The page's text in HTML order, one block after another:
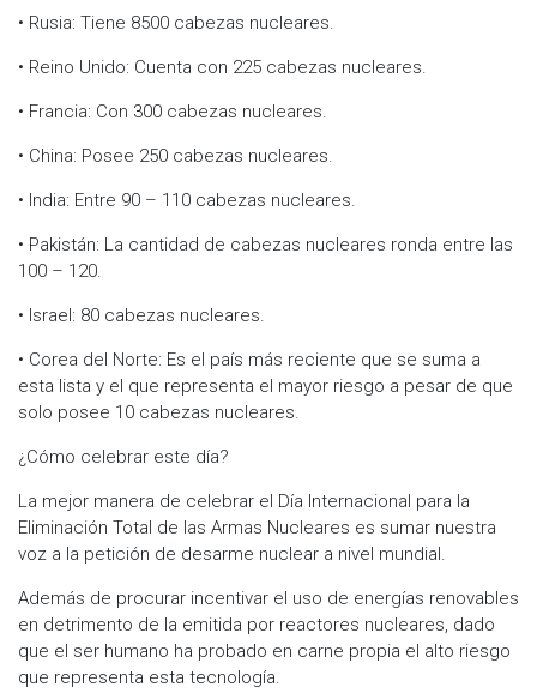
• Rusia: Tiene 8500 cabezas nucleares.
• Reino Unido: Cuenta con 225 cabezas nucleares.
• Francia: Con 300 cabezas nucleares.
• China: Posee 250 cabezas nucleares.
• India: Entre 90 – 110 cabezas nucleares.
• Pakistán: La cantidad de cabezas nucleares ronda entre las
100 – 120.
• Israel: 80 cabezas nucleares.
• Corea del Norte: Es el país más reciente que se suma a
esta lista y el que representa el mayor riesgo a pesar de que
solo posee 10 cabezas nucleares.
¿Cómo celebrar este día?
La mejor manera de celebrar el Día Internacional para la
Eliminación Total de las Armas Nucleares es sumar nuestra
voz a la petición de desarme nuclear a nivel mundial.
Además de procurar incentivar el uso de energías renovables
en detrimento de la emitida por reactores nucleares, dado
que el ser humano ha probado en carne propia el alto riesgo
que representa esta tecnología.